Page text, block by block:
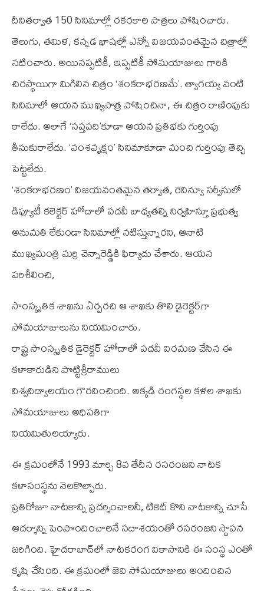
దీనితర్వాత 150 సినిమాల్లో రకరకాల పాత్రలు పోషించారు.
తెలుగు, తమిళ, కన్నడ భాషల్లో ఎన్నో విజయవంతమైన చిత్రాల్లో
నటించారు. అయినప్పటికీ, ఇప్పటికీ సోమయాజులు గారికి
చిరస్థాయిగా మిగిలిన చిత్రం ‘శంకరాభరణమే’. త్యాగయ్య వంటి
సినిమాలో ఆయన ముఖ్యపాత్ర పోషించినా, ఈ చిత్రం రాణింపుకు
రాలేదు. అలాగే ‘సప్తపది’కూడా ఆయన ప్రతిభకు గుర్తింపు
తీసుకురాలేదు. ‘వంశవృక్షం’ సినిమాకూడా మంచి గుర్తింపు తెచ్చి
పెట్టలేదు.
‘శంకరాభరణం’ విజయవంతమైన తర్వాత, రెవిన్యూ సర్వీసులో
డిప్యూటీ కలెక్టర్‌ హోదాలో పదవీ బాధ్యతల్ని నిర్వహిస్తూ ప్రభుత్వ
అనుమతి లేకుండా సినిమాల్లో నటిస్తున్నారని, ఆనాటి
ముఖ్యమంత్రి మర్రి చెన్నారెడ్డికి ఫిర్యాదు చేశారు. ఆయన
పరిశీలించి,
సాంస్కృతిక శాఖను ఏర్పరచి ఆ శాఖకు తొలి డైరెక్టర్‌గా
సోమయాజులును నియమించారు.
రాష్ట్ర సాంస్కృతిక డైరెక్టర్‌ హోదాలో పదవీ విరమణ చేసిన ఈ
కళాకారుడిని పొట్టిశ్రీరాములు
విశ్వవిద్యాలయం గౌరవించింది. అక్కడి రంగస్థల కళల శాఖకు
సోమయాజులు అధిపతిగా
నియమితులయ్యారు.
ఈ క్రమంలోనే 1993 మార్చి 8వ తేదీన రసరంజని నాటక
కళాసంస్థను నెలకొల్పారు.
ప్రతిరోజూ నాటకాన్ని ప్రదర్శించాలనీ, టికెట్‌ కొని నాటకాన్ని చూసే
ఆదర్శాన్ని పెంపొందించాలనే సదాశయంతో రసరంజని స్థాపన
జరిగింది. హైదరాబాద్‌లో నాటకరంగ వికాసానికి ఈ సంస్థ ఎంతో
కృషి చేసింది. ఈ క్రమంలో జెవి సోమయాజులు అందించిన